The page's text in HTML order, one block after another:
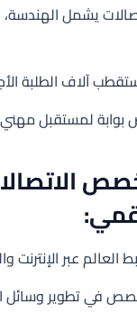
يشمل الهندسة،
آلاف الطلبة
بوابة لمستقبل
العالم عبر الإنترنت
في تطوير وسائل